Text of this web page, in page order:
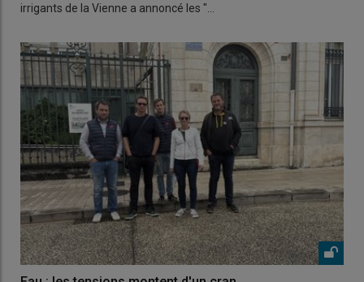
irrigants de la Vienne a annoncé les "…